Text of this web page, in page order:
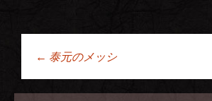
投稿ナビゲ
← 泰元のメッシ